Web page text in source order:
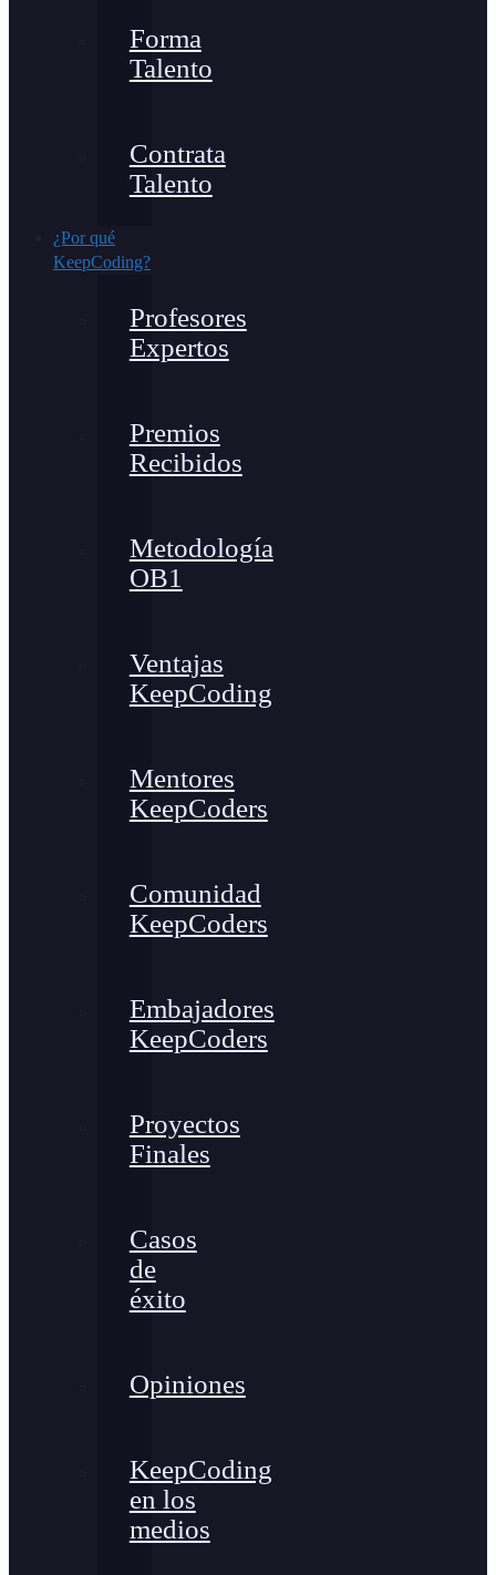
Forma
Talento
Contrata
Talento
¿Por qué
KeepCoding?
Profesores
Expertos
Premios
Recibidos
Metodología
OB1
Ventajas
KeepCoding
Mentores
KeepCoders
Comunidad
KeepCoders
Embajadores
KeepCoders
Proyectos
Finales
Casos
de
éxito
Opiniones
KeepCoding
en los
medios